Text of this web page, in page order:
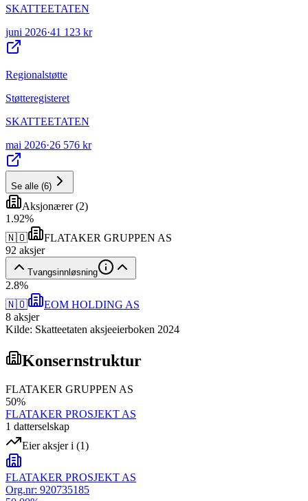
SKATTEETATEN
juni 2026·41 123 kr
Regionalstøtte
Støtteregisteret
SKATTEETATEN
mai 2026·26 576 kr
Se alle (6)
Aksjonærer(2)
1 .92%
🇳🇴
FLATAKER GRUPPEN AS
92 aksjer
Tvangsinnløsning
2.8%
🇳🇴
EOM HOLDING AS
8 aksjer
Kilde: Skatteetaten aksjeeierboken 2024
Konsernstruktur
FLATAKER GRUPPEN AS
50%
FLATAKER PROSJEKT AS
1 datterselskap
Eier aksjer i (1)
FLATAKER PROSJEKT AS
Org.nr: 920735185